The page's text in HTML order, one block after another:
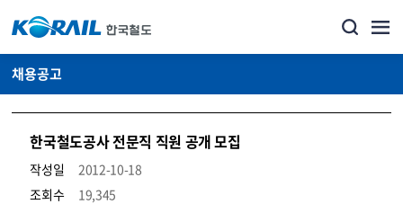
채용공고
한국철도공사 전문직 직원 공개 모집
작성일
2012-10-18
조회수
19,345